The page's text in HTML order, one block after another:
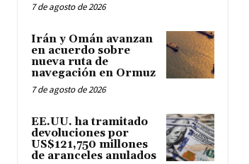
7 de agosto de 2026
Irán y Omán avanzan
en acuerdo sobre
nueva ruta de
navegación en Ormuz
7 de agosto de 2026
EE.UU. ha tramitado
devoluciones por
US$121,750 millones
de aranceles anulados